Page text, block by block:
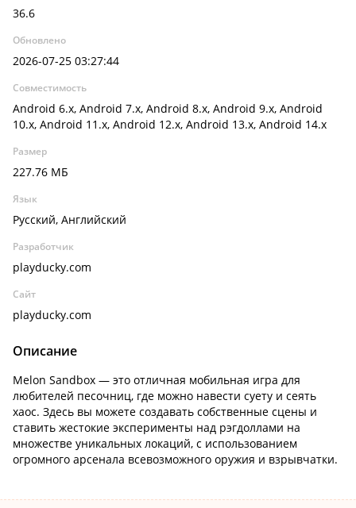
36.6
Обновлено
2026-07-25 03:27:44
Совместимость
Android 6.x, Android 7.x, Android 8.x, Android 9.x, Android
10.x, Android 11.x, Android 12.x, Android 13.x, Android 14.x
Размер
227.76 МБ
Язык
Русский, Английский
Разработчик
playducky.com
Сайт
playducky.com
Описание
Melon Sandbox — это отличная мобильная игра для
любителей песочниц, где можно навести суету и сеять
хаос. Здесь вы можете создавать собственные сцены и
ставить жестокие эксперименты над рэгдоллами на
множестве уникальных локаций, с использованием
огромного арсенала всевозможного оружия и взрывчатки.